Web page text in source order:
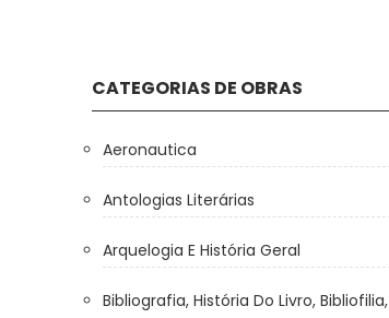
CATEGORIAS DE OBRAS
Aeronautica
Antologias Literárias
Arquelogia E História Geral
Bibliografia, História Do Livro, Bibliofilia,